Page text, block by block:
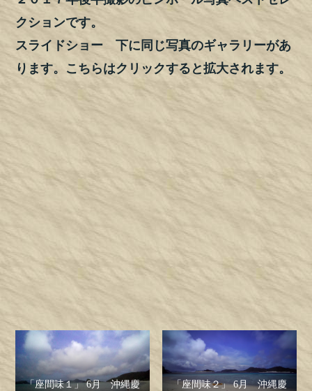
クションです。
スライドショー 下に同じ写真のギャラリーがあ
ります。こちらはクリックすると拡大されます。
「座間味１」 6月 沖縄慶良間
「座間味１」 6月 沖縄慶
「座間味２」 6月 沖縄慶